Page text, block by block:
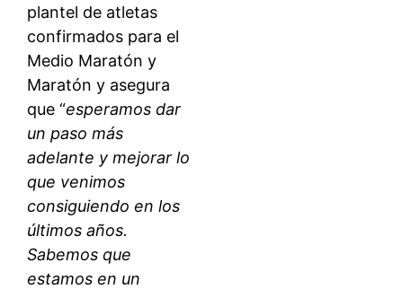
plantel de atletas
confirmados para el
Medio Maratón y
Maratón y asegura
que “esperamos dar
un paso más
adelante y mejorar lo
que venimos
consiguiendo en los
últimos años.
Sabemos que
estamos en un